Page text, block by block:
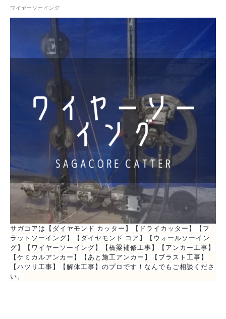
ワイヤーソーイング
サガコアは【ダイヤモンド カッター】【ドライカッター】【フ
ラットソーイング】【ダイヤモンド コア】【ウォールソーイン
グ】【ワイヤーソーイング】【橋梁補修工事】【アンカー工事】
【ケミカルアンカー】【あと施工アンカー】【ブラスト工事】
【ハツリ工事】【解体工事】のプロです！なんでもご相談くださ
い。